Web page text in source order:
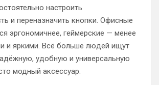
настроить
и переназначить кнопки. Офисные
эргономичнее, геймерские — менее
и яркими. Всё больше людей ищут
удобную и универсальную
модный аксессуар.